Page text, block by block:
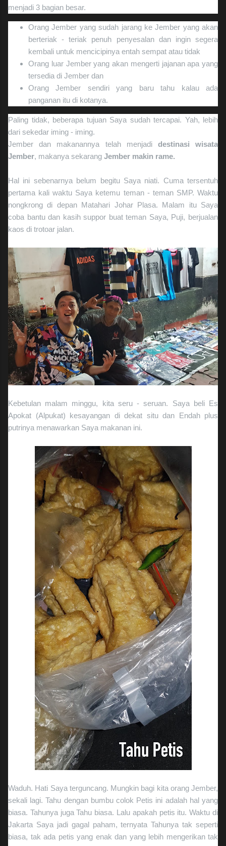
menjadi 3 bagian besar.
Orang Jember yang sudah jarang ke Jember yang akan
berteriak - teriak penuh penyesalan dan ingin segera
kembali untuk mencicipinya entah sempat atau tidak
Orang luar Jember yang akan mengerti jajanan apa yang
tersedia di Jember dan
Orang Jember sendiri yang baru tahu kalau ada
panganan itu di kotanya.
Paling tidak, beberapa tujuan Saya sudah tercapai. Yah, lebih
dari sekedar iming - iming.
Jember dan makanannya telah menjadi destinasi wisata
Jember, makanya sekarang Jember makin rame.
Hal ini sebenarnya belum begitu Saya niati. Cuma tersentuh
pertama kali waktu Saya ketemu teman - teman SMP. Waktu
nongkrong di depan Matahari Johar Plasa. Malam itu Saya
coba bantu dan kasih suppor buat teman Saya, Puji, berjualan
kaos di trotoar jalan.
Kebetulan malam minggu, kita seru - seruan. Saya beli Es
Apokat (Alpukat) kesayangan di dekat situ dan Endah plus
putrinya menawarkan Saya makanan ini.
Waduh. Hati Saya terguncang. Mungkin bagi kita orang Jember,
sekali lagi. Tahu dengan bumbu colok Petis ini adalah hal yang
biasa. Tahunya juga Tahu biasa. Lalu apakah petis itu. Waktu di
Jakarta Saya jadi gagal paham, ternyata Tahunya tak seperti
biasa, tak ada petis yang enak dan yang lebih mengerikan tak